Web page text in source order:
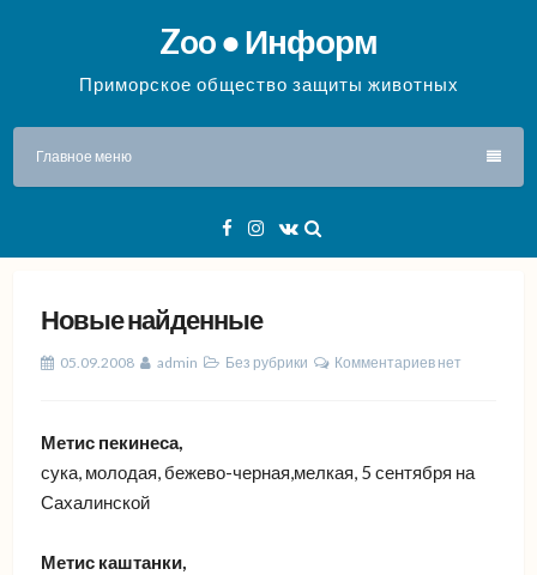
содержимому
Zoo ● Информ
Приморское общество защиты животных
Главное меню
Facebook
Instagram
VK
Новые найденные
05.09.2008 admin Без рубрики Комментариев нет
Метис пекинеса,
сука, молодая, бежево-черная,мелкая, 5 сентября на
Сахалинской
Метис каштанки,